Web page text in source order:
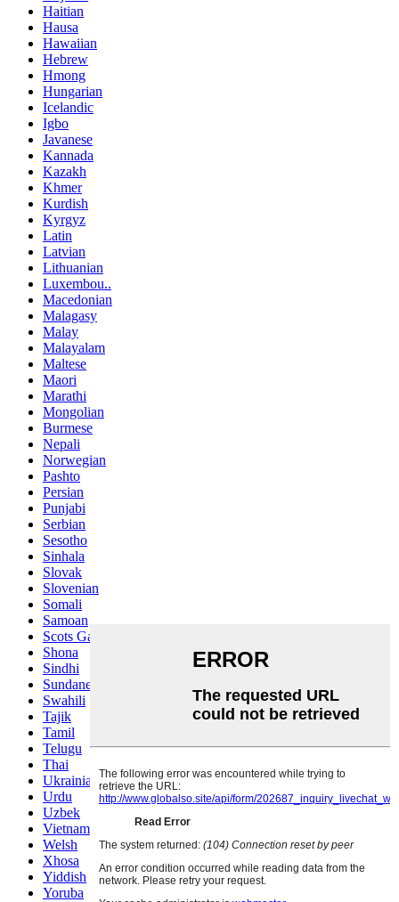
Haitian
Hausa
Hawaiian
Hebrew
Hmong
Hungarian
Icelandic
Igbo
Javanese
Kannada
Kazakh
Khmer
Kurdish
Kyrgyz
Latin
Latvian
Lithuanian
Luxembou..
Macedonian
Malagasy
Malay
Malayalam
Maltese
Maori
Marathi
Mongolian
Burmese
Nepali
Norwegian
Pashto
Persian
Punjabi
Serbian
Sesotho
Sinhala
Slovak
Slovenian
Somali
Samoan
Scots Gaelic
Shona
Sindhi
Sundanese
Swahili
Tajik
Tamil
Telugu
Thai
Ukrainian
Urdu
Uzbek
Vietnamese
Welsh
Xhosa
Yiddish
Yoruba